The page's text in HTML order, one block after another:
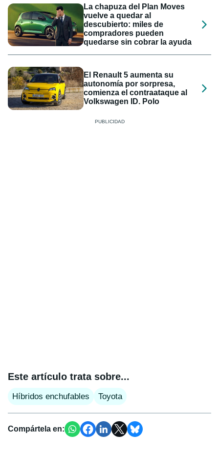
La chapuza del Plan Moves
vuelve a quedar al
descubierto: miles de
compradores pueden
quedarse sin cobrar la ayuda
El Renault 5 aumenta su
autonomía por sorpresa,
comienza el contraataque al
Volkswagen ID. Polo
Este artículo trata sobre...
Híbridos enchufables Toyota
Compártela en: